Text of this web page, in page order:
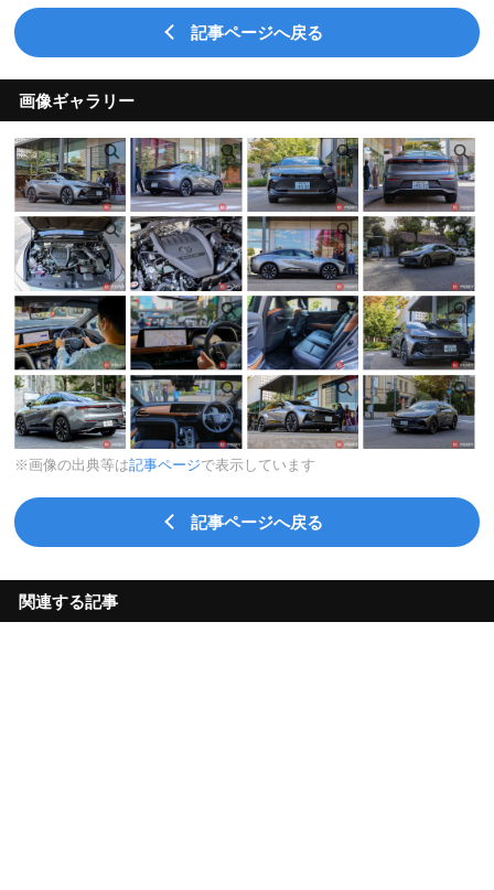
記事ページへ戻る
画像ギャラリー
※画像の出典等は記事ページで表示しています
記事ページへ戻る
関連する記事